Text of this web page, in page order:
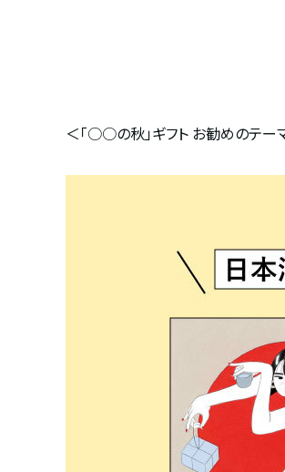
＜「○○の秋」ギフト お勧めのテー